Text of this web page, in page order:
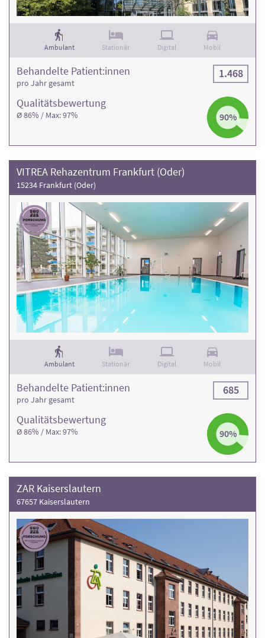
Ambulant Stationär Digital Mobil
Qualitäts­bewertung
Ø 86% / Max: 97% 90%
Behandelte Patient:innen
pro Jahr gesamt
1.468
VITREA Rehazentrum Frankfurt (Oder)
15234 Frankfurt (Oder)
Ambulant Stationär Digital Mobil
Qualitäts­bewertung
Ø 86% / Max: 97% 90%
Behandelte Patient:innen
pro Jahr gesamt
685
ZAR Kaiserslautern
67657 Kaiserslautern